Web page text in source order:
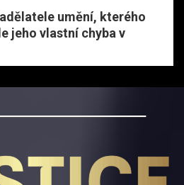
umění, kterého
jeho vlastní chyba v